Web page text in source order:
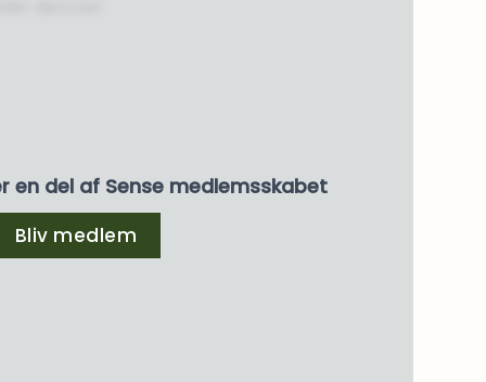
en del af Sense medlemsskabet
Bliv medlem